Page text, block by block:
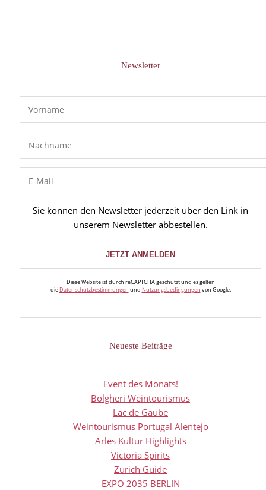
Newsletter
Sie können den Newsletter jederzeit über den Link in
unserem Newsletter abbestellen.
Diese Website ist durch reCAPTCHA geschützt und es gelten
die Datenschutzbestimmungen und Nutzungsbedingungen von Google.
Neueste Beiträge
Event des Monats!
Bolgheri Weintourismus
Lac de Gaube
Weintourismus Portugal Alentejo
Arles Kultur Highlights
Victoria Spirits
Zürich Guide
EXPO 2035 BERLIN